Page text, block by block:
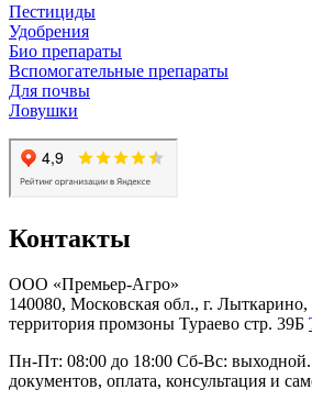
Пестициды
Удобрения
Био препараты
Вспомогательные препараты
Для почвы
Ловушки
Контакты
ООО «Премьер-Агро»
140080, Московская обл., г. Лыткарино,
территория промзоны Тураево стр. 39Б
Пн-Пт: 08:00 до 18:00 Сб-Вс:
документов, оплата, консультация и